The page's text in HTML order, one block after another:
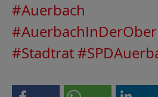
#Auerbach
#Stadtrat